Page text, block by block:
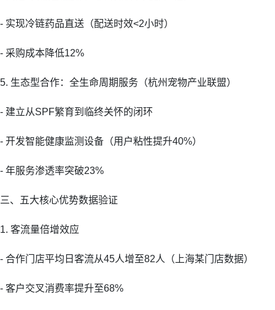
- 实现冷链药品直送（配送时效<2小时）
- 采购成本降低12%
5. 生态型合作：全生命周期服务（杭州宠物产业联盟）
- 建立从SPF繁育到临终关怀的闭环
- 开发智能健康监测设备（用户粘性提升40%）
- 年服务渗透率突破23%
三、五大核心优势数据验证
1. 客流量倍增效应
- 合作门店平均日客流从45人增至82人（上海某门店数据）
- 客户交叉消费率提升至68%